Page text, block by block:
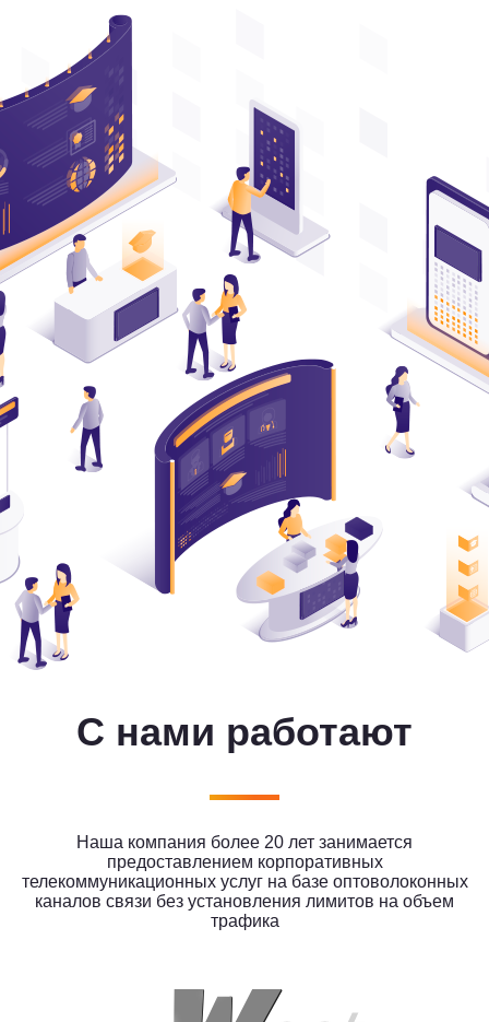
С нами работают
Наша компания более 20 лет занимается
предоставлением корпоративных
телекоммуникационных услуг на базе оптоволоконных
каналов связи без установления лимитов на объем
трафика